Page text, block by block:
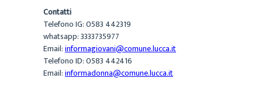
Contatti
Telefono IG: 0583 442319
whatsapp: 3333735977
Email:informagiovani@comune.lucca.it
Telefono ID: 0583 442416
Email:informadonna@comune.lucca.it